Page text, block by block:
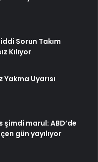
Sorun Takım
Kılıyor
Yakma Uyarısı
marul: ABD’de
gün yayılıyor